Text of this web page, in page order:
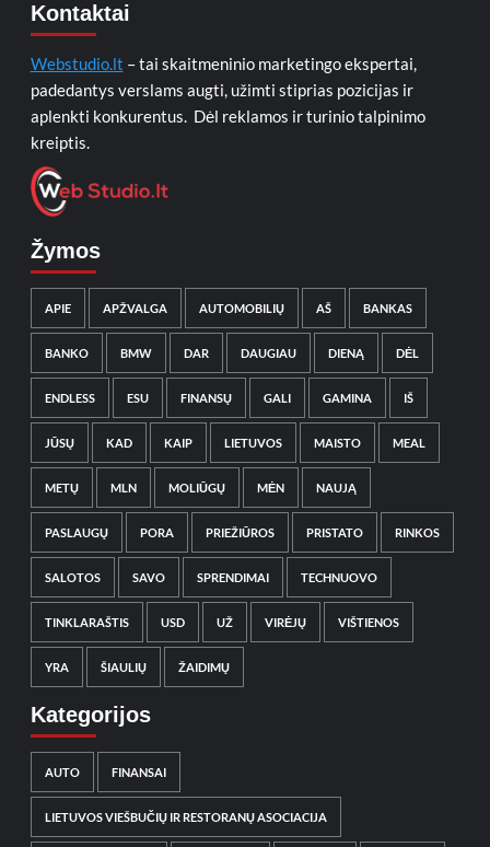
Kontaktai
Webstudio.lt – tai skaitmeninio marketingo ekspertai,
padedantys verslams augti, užimti stiprias pozicijas ir
aplenkti konkurentus. Dėl reklamos ir turinio talpinimo
kreiptis.
Žymos
APIE APŽVALGA AUTOMOBILIŲ AŠ BANKAS
BANKO BMW DAR DAUGIAU DIENĄ DĖL
ENDLESS ESU FINANSŲ GALI GAMINA IŠ
JŪSŲ KAD KAIP LIETUVOS MAISTO MEAL
METŲ MLN MOLIŪGŲ MĖN NAUJĄ
PASLAUGŲ PORA PRIEŽIŪROS PRISTATO RINKOS
SALOTOS SAVO SPRENDIMAI TECHNUOVO
TINKLARAŠTIS USD UŽ VIRĖJŲ VIŠTIENOS
YRA ŠIAULIŲ ŽAIDIMŲ
Kategorijos
AUTO FINANSAI
LIETUVOS VIEŠBUČIŲ IR RESTORANŲ ASOCIACIJA